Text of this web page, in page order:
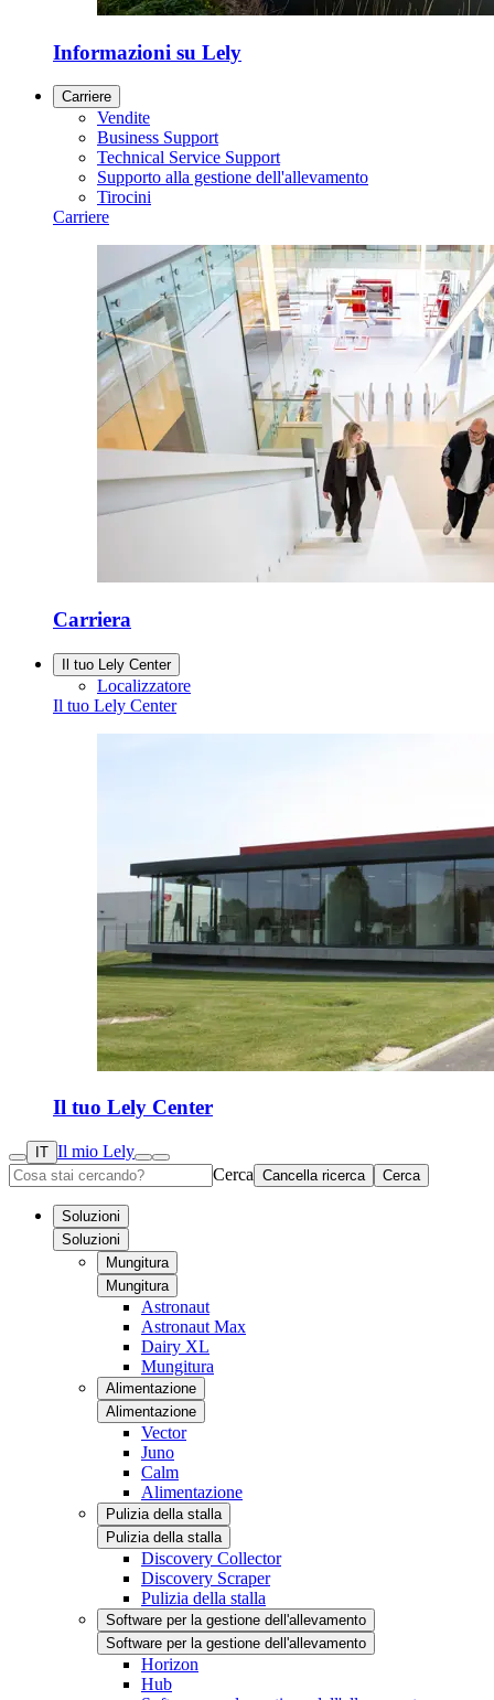
Informazioni su Lely
Carriere
Vendite
Business Support
Technical Service Support
Supporto alla gestione dell'allevamento
Tirocini
Carriere
Carriera
Il tuo Lely Center
Localizzatore
Il tuo Lely Center
Il tuo Lely Center
IT Il mio Lely
Cerca Cancella ricerca Cerca
Soluzioni
Soluzioni
Mungitura
Mungitura
Astronaut
Astronaut Max
Dairy XL
Mungitura
Alimentazione
Alimentazione
Vector
Juno
Calm
Alimentazione
Pulizia della stalla
Pulizia della stalla
Discovery Collector
Discovery Scraper
Pulizia della stalla
Software per la gestione dell'allevamento
Software per la gestione dell'allevamento
Horizon
Hub